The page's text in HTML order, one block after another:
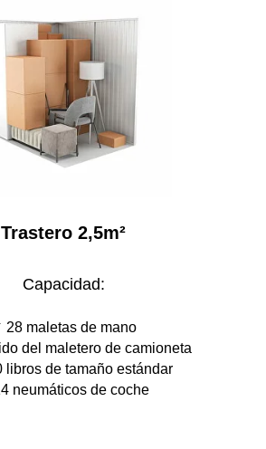
Trastero 2,5m²
Capacidad:
28 maletas de mano
del maletero de camioneta
libros de tamaño estándar
neumáticos de coche